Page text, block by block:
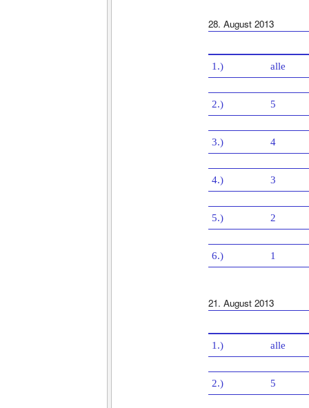
28. August 2013
1.) alle
2.) 5
3.) 4
4.) 3
5.) 2
6.) 1
21. August 2013
1.) alle
2.) 5